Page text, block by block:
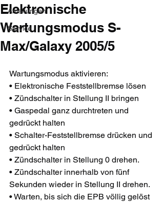
Anleitungen
Service
Elektronische
Wartungsmodus S-
Max/Galaxy 2005/5
Wartungsmodus aktivieren:
• Elektronische Feststellbremse lösen
• Zündschalter in Stellung II bringen
• Gaspedal ganz durchtreten und
gedrückt halten
• Schalter-Feststellbremse drücken und
gedrückt halten
• Zündschalter in Stellung 0 drehen.
• Zündschalter innerhalb von fünf
Sekunden wieder in Stellung II drehen.
• Warten, bis sich die EPB völlig gelöst